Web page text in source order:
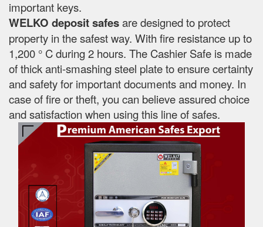
important keys.
WELKO deposit safesare designed to protect
property in the safest way. With fire resistance up to
1,200 ° C during 2 hours. The Cashier Safe is made
of thick anti-smashing steel plate to ensure certainty
and safety for important documents and money. In
case of fire or theft, you can believe assured choice
and satisfaction when using this line of safes.